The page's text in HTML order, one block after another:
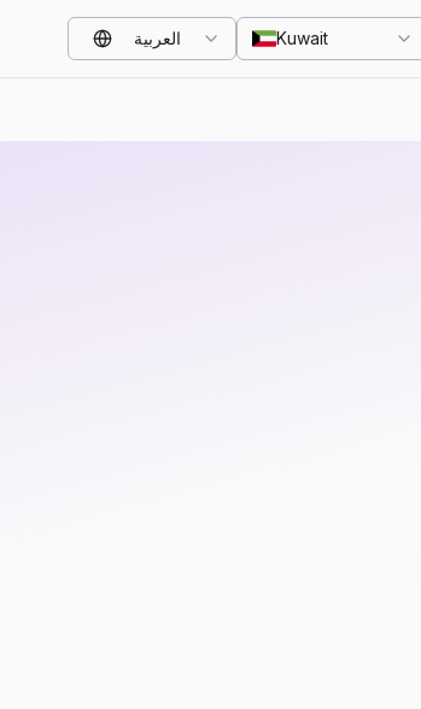
Kuwait العربية